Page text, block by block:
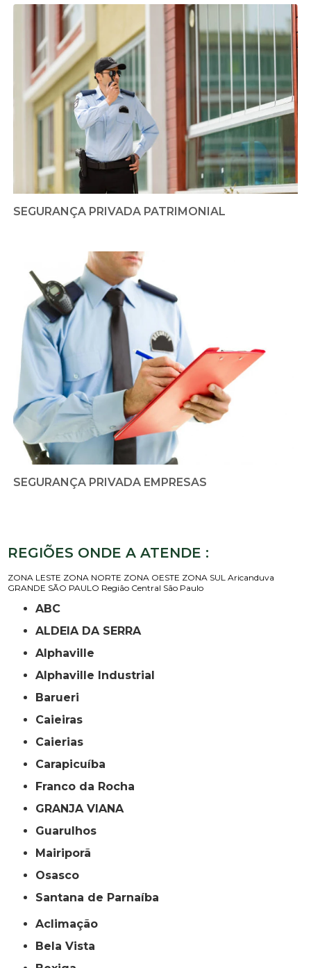
SEGURANÇA PRIVADA PATRIMONIAL
SEGURANÇA PRIVADA EMPRESAS
REGIÕES ONDE A ATENDE :
ZONA LESTE ZONA NORTE ZONA OESTE ZONA SUL Aricanduva
GRANDE SÃO PAULO Região Central São Paulo
ABC
ALDEIA DA SERRA
Alphaville
Alphaville Industrial
Barueri
Caieiras
Caierias
Carapicuíba
Franco da Rocha
GRANJA VIANA
Guarulhos
Mairiporã
Osasco
Santana de Parnaíba
Aclimação
Bela Vista